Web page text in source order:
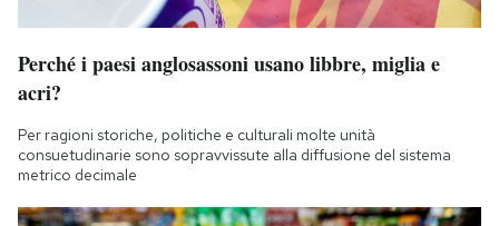
Perché i paesi anglosassoni usano libbre, miglia e
acri?
Per ragioni storiche, politiche e culturali molte unità
consuetudinarie sono sopravvissute alla diffusione del sistema
metrico decimale